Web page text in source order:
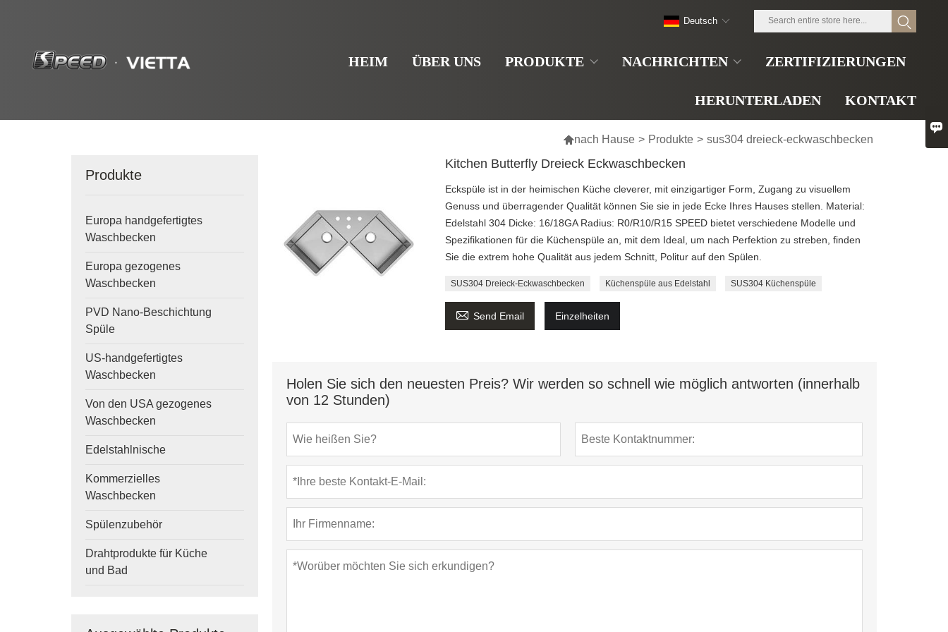
HEIM ÜBER UNS PRODUKTE NACHRICHTEN ZERTIFIZIERUNGEN
HERUNTERLADEN KONTAKT
Deutsch
nach Hause > Produkte > sus304 dreieck-eckwaschbecken
Produkte
Europa handgefertigtes
Waschbecken
Europa gezogenes
Waschbecken
PVD Nano-Beschichtung
Spüle
US-handgefertigtes
Waschbecken
Von den USA gezogenes
Waschbecken
Edelstahlnische
Kommerzielles
Waschbecken
Spülenzubehör
Drahtprodukte für Küche
und Bad
Kitchen Butterfly Dreieck Eckwaschbecken
Eckspüle ist in der heimischen Küche cleverer, mit einzigartiger Form, Zugang zu visuellem
Genuss und überragender Qualität können Sie sie in jede Ecke Ihres Hauses stellen. Material:
Edelstahl 304 Dicke: 16/18GA Radius: R0/R10/R15 SPEED bietet verschiedene Modelle und
Spezifikationen für die Küchenspüle an, mit dem Ideal, um nach Perfektion zu streben, finden
Sie die extrem hohe Qualität aus jedem Schnitt, Politur auf den Spülen.
SUS304 Dreieck-Eckwaschbecken Küchenspüle aus Edelstahl SUS304 Küchenspüle
 Send Email Einzelheiten
Holen Sie sich den neuesten Preis? Wir werden so schnell wie möglich antworten (innerhalb
von 12 Stunden)
